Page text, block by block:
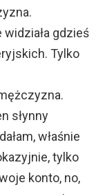
widziała gdzieś
Tylko
słynny
właśnie
tylko
konto, no,